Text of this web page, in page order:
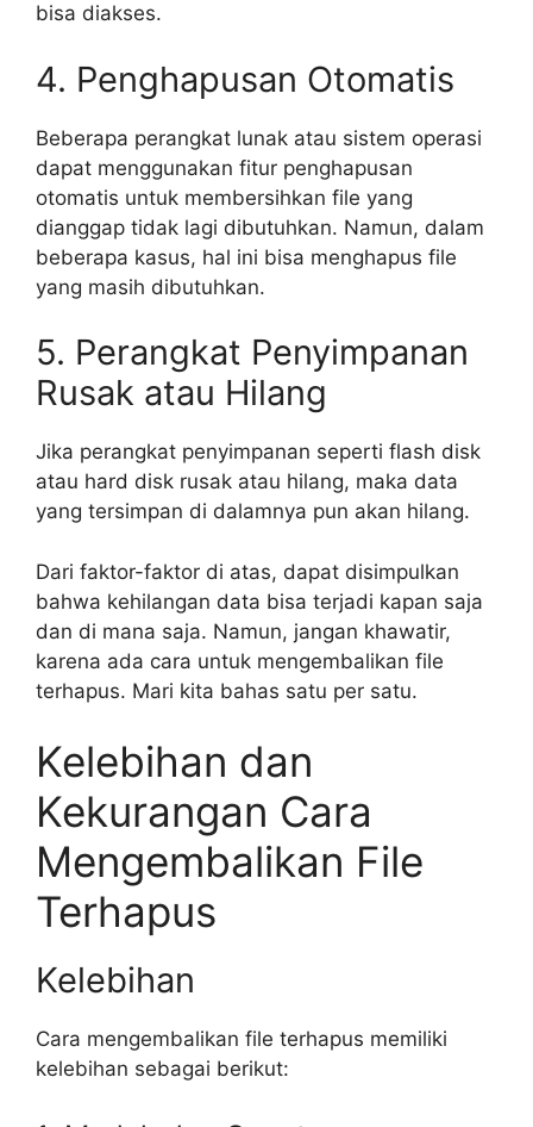
bisa diakses.
4. Penghapusan Otomatis
Beberapa perangkat lunak atau sistem operasi
dapat menggunakan fitur penghapusan
otomatis untuk membersihkan file yang
dianggap tidak lagi dibutuhkan. Namun, dalam
beberapa kasus, hal ini bisa menghapus file
yang masih dibutuhkan.
5. Perangkat Penyimpanan
Rusak atau Hilang
Jika perangkat penyimpanan seperti flash disk
atau hard disk rusak atau hilang, maka data
yang tersimpan di dalamnya pun akan hilang.
Dari faktor-faktor di atas, dapat disimpulkan
bahwa kehilangan data bisa terjadi kapan saja
dan di mana saja. Namun, jangan khawatir,
karena ada cara untuk mengembalikan file
terhapus. Mari kita bahas satu per satu.
Kelebihan dan
Kekurangan Cara
Mengembalikan File
Terhapus
Kelebihan
Cara mengembalikan file terhapus memiliki
kelebihan sebagai berikut: